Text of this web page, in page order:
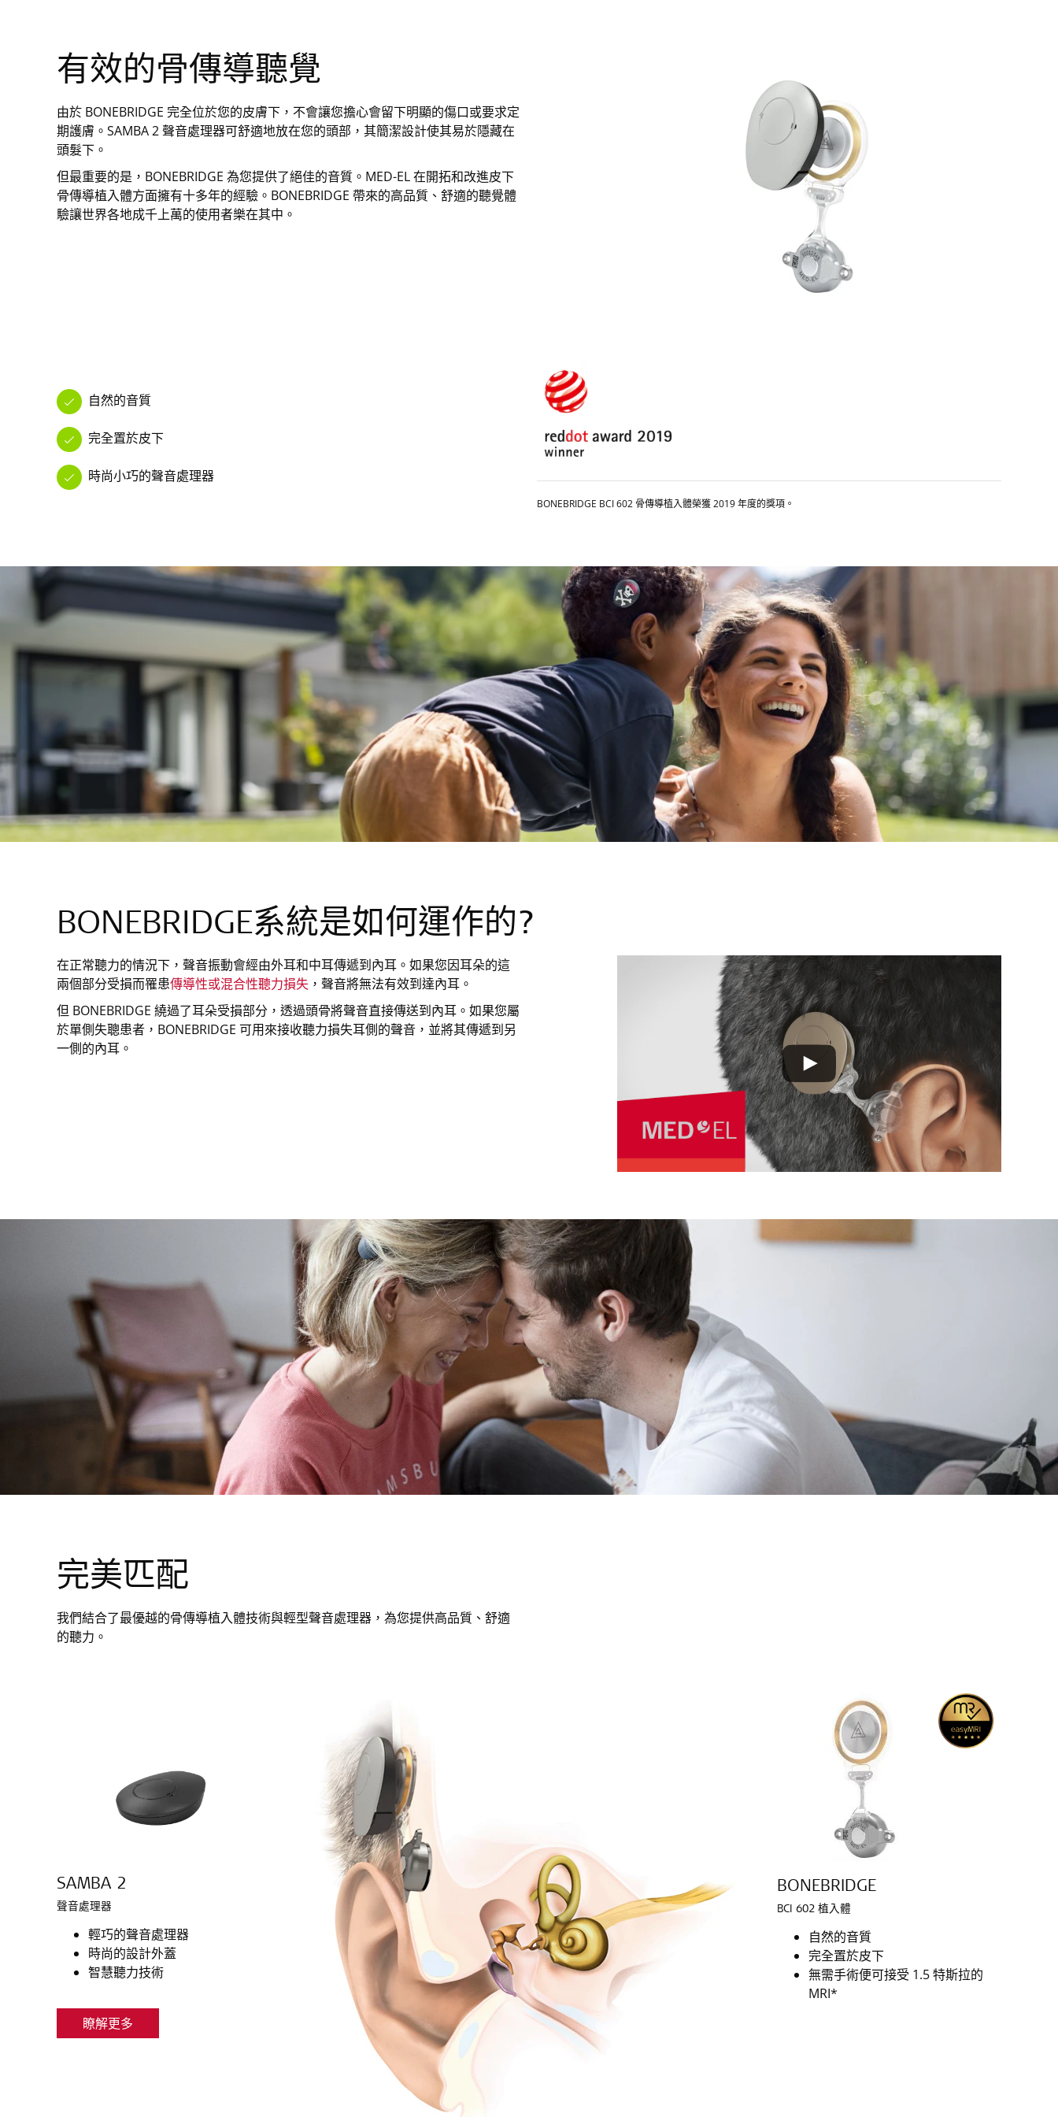
有效的骨傳導聽覺
由於 BONEBRIDGE 完全位於您的皮膚下，不會讓您擔心會留下明顯的傷口或要求定
期護膚。SAMBA 2 聲音處理器可舒適地放在您的頭部，其簡潔設計使其易於隱藏在
頭髮下。
但最重要的是，BONEBRIDGE 為您提供了絕佳的音質。MED-EL 在開拓和改進皮下
骨傳導植入體方面擁有十多年的經驗。BONEBRIDGE 帶來的高品質、舒適的聽覺體
驗讓世界各地成千上萬的使用者樂在其中。
自然的音質
完全置於皮下
時尚小巧的聲音處理器
BONEBRIDGE BCI 602 骨傳導植入體榮獲 2019 年度的獎項。
BONEBRIDGE系統是如何運作的?
在正常聽力的情況下，聲音振動會經由外耳和中耳傳遞到內耳。如果您因耳朵的這
兩個部分受損而罹患傳導性或混合性聽力損失 ，聲音將無法有效到達內耳。
但 BONEBRIDGE 繞過了耳朵受損部分，透過頭骨將聲音直接傳送到內耳。如果您屬
於單側失聰患者，BONEBRIDGE 可用來接收聽力損失耳側的聲音，並將其傳遞到另
一側的內耳。
完美匹配
我們結合了最優越的骨傳導植入體技術與輕型聲音處理器，為您提供高品質、舒適
的聽力。
SAMBA 2
聲音處理器
輕巧的聲音處理器
時尚的設計外蓋
智慧聽力技術
瞭解更多
BONEBRIDGE
BCI 602 植入體
自然的音質
完全置於皮下
無需手術便可接受 1.5 特斯拉的
MRI*